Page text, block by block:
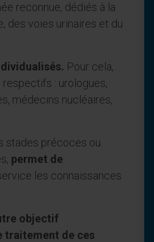
reconnue, dédiés à la
des voies urinaires et du
Pour cela,
: urologues,
médecins nucléaires,
stades précoces ou
permet de
les connaissances
objectif
traitement de ces